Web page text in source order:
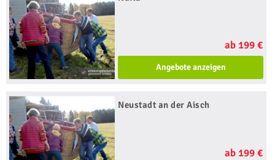
ab 199 €
Angebote anzeigen
Neustadt an der Aisch
ab 199 €